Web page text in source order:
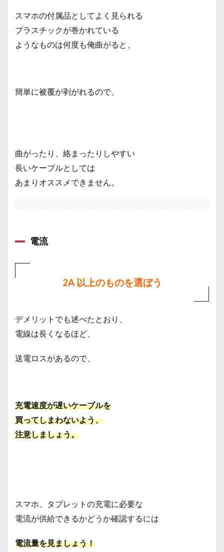
スマホの付属品としてよく見られる
プラスチックが巻かれている
ようなものは何度も俺曲がると、
簡単に被覆が剥がれるので、
曲がったり、絡まったりしやすい
長いケーブルとしては
あまりオススメできません。
電流
2A 以上のものを選ぼう
デメリットでも述べたとおり、
電線は長くなるほど、
送電ロスがあるので、
充電速度が遅いケーブルを
買ってしまわないよう、
注意しましょう。
スマホ、タブレットの充電に必要な
電流が供給できるかどうか確認するには
電流量を見ましょう！